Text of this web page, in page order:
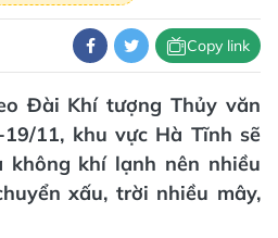
Copy link
Đài Khí tượng Thủy văn
11, khu vực Hà Tĩnh sẽ
không khí lạnh nên nhiều
xấu, trời nhiều mây,